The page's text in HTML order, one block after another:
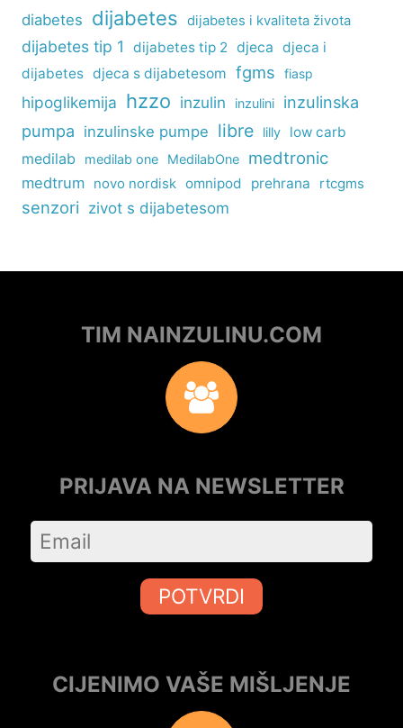
diabetes dijabetes dijabetes i kvaliteta života
dijabetes tip 1 dijabetes tip 2 djeca djeca i
dijabetes djeca s dijabetesom fgms fiasp
hipoglikemija hzzo inzulin inzulini
inzulinska
pumpa inzulinske pumpe libre lilly low carb
medilab medilab one MedilabOne medtronic
medtrum novo nordisk omnipod prehrana rtcgms
senzori zivot s dijabetesom
TIM NAINZULINU.COM
PRIJAVA NA NEWSLETTER
POTVRDI
CIJENIMO VAŠE MIŠLJENJE